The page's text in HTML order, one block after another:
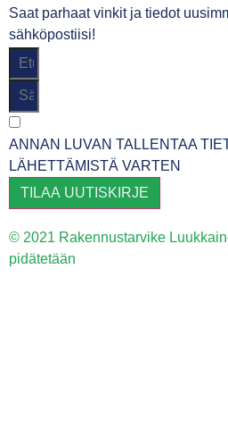
Saat parhaat vinkit ja tiedot
sähköpostiisi!
ANNAN LUVAN TALLENTAA
LÄHETTÄMISTÄ VARTEN
TILAA UUTISKIRJE
© 2021 Rakennustarvike
pidätetään